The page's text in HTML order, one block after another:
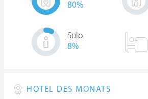
80%
Solo
8%
HOTEL DES MONATS